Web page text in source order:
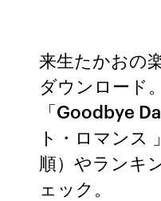
来生たかおの
ダウンロード
「Goodbye
ト・ロマンス
順）やランキ
ェック。